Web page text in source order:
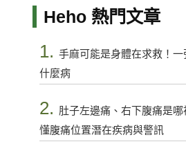
Heho 熱門文章
1. 手麻可能是身體在求救！
什麼病
2. 肚子左邊痛、右下腹痛是
懂腹痛位置潛在疾病與警訊